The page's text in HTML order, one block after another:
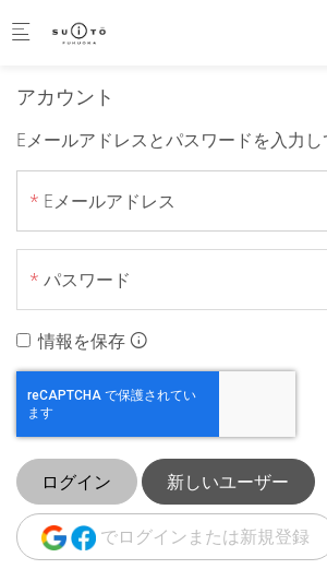
アカウント
Eメールアドレスとパスワードを入力
Eメールアドレス
パスワード
情報を保存
ログイン 新しいユーザー
でログインまたは新規登録